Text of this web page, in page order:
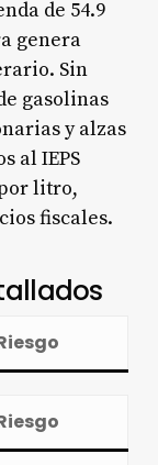
de 54.9
genera
Sin
gasolinas
y alzas
al IEPS
litro,
fiscales.​